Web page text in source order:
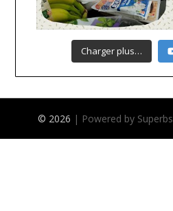
Charger plus…
© 2026 | Powered by Superbs